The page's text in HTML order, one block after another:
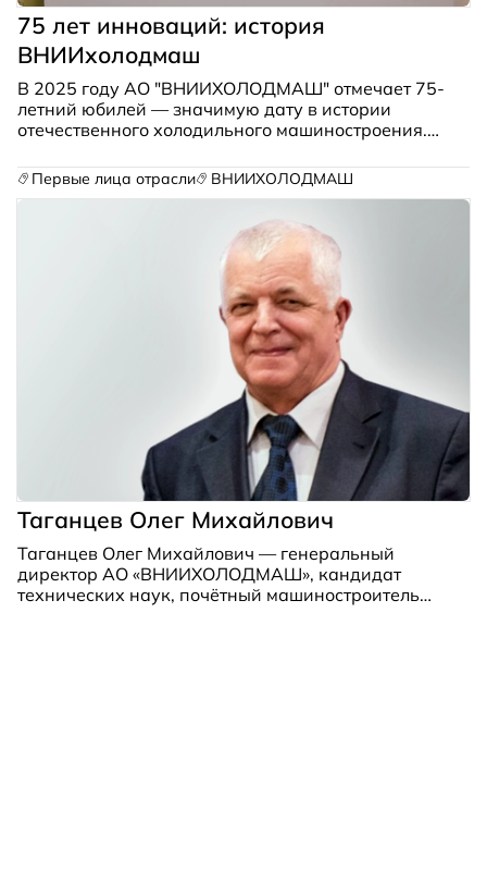
75 лет инноваций: история
ВНИИхолодмаш
В 2025 году АО "ВНИИХОЛОДМАШ" отмечает 75-
летний юбилей — значимую дату в истории
отечественного холодильного машиностроения.
конструкторского бюро до ведущего научно-
производственного центра.
Первые лица отрасли ВНИИХОЛОДМАШ
Таганцев Олег Михайлович
Таганцев Олег Михайлович — генеральный
директор АО «ВНИИХОЛОДМАШ», кандидат
технических наук, почётный машиностроитель